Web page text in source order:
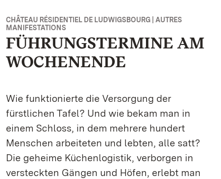
CHÂTEAU RÉSIDENTIEL DE LUDWIGSBOURG | AUTRES
MANIFESTATIONS
FÜHRUNGSTERMINE AM
WOCHENENDE
Wie funktionierte die Versorgung der
fürstlichen Tafel? Und wie bekam man in
einem Schloss, in dem mehrere hundert
Menschen arbeiteten und lebten, alle satt?
Die geheime Küchenlogistik, verborgen in
versteckten Gängen und Höfen, erlebt man